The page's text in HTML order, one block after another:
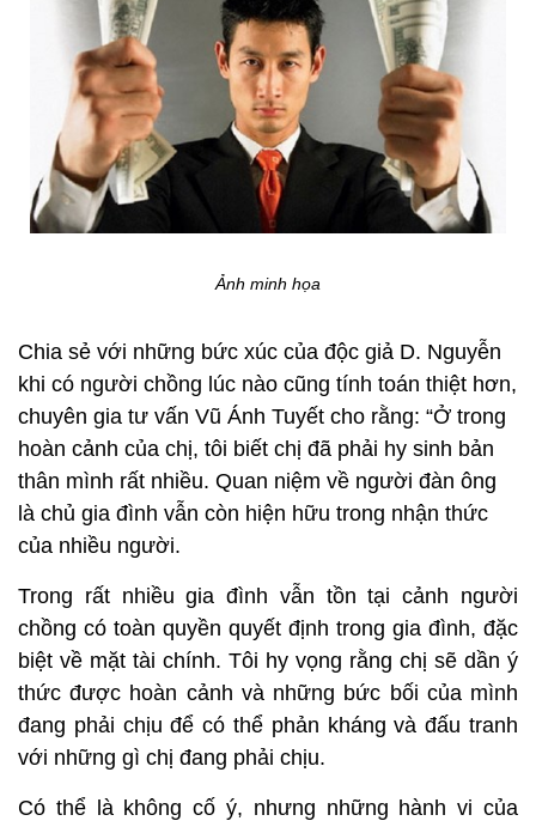
Ảnh minh họa
Chia sẻ với những bức xúc của độc giả D. Nguyễn
khi có người chồng lúc nào cũng tính toán thiệt hơn,
chuyên gia tư vấn Vũ Ánh Tuyết cho rằng: “Ở trong
hoàn cảnh của chị, tôi biết chị đã phải hy sinh bản
thân mình rất nhiều. Quan niệm về người đàn ông
là chủ gia đình vẫn còn hiện hữu trong nhận thức
của nhiều người.
Trong rất nhiều gia đình vẫn tồn tại cảnh người
chồng có toàn quyền quyết định trong gia đình, đặc
biệt về mặt tài chính. Tôi hy vọng rằng chị sẽ dần ý
thức được hoàn cảnh và những bức bối của mình
đang phải chịu để có thể phản kháng và đấu tranh
với những gì chị đang phải chịu.
Có thể là không cố ý, nhưng những hành vi của